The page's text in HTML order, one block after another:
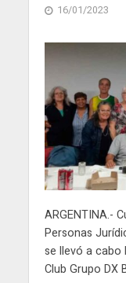
16/01/2023
ARGENTINA.-
Personas
se llevó a cabo
Club Grupo DX